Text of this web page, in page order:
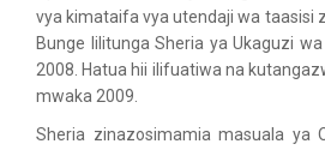
vya kimataifa vya utendaji wa taasisi
Bunge lilitunga Sheria ya Ukaguzi
2008. Hatua hii ilifuatiwa na
mwaka 2009.
Sheria zinazosimamia masuala ya